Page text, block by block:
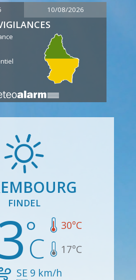
10/08/2026
FINDEL
30°C
17°C
SE 9 km/h